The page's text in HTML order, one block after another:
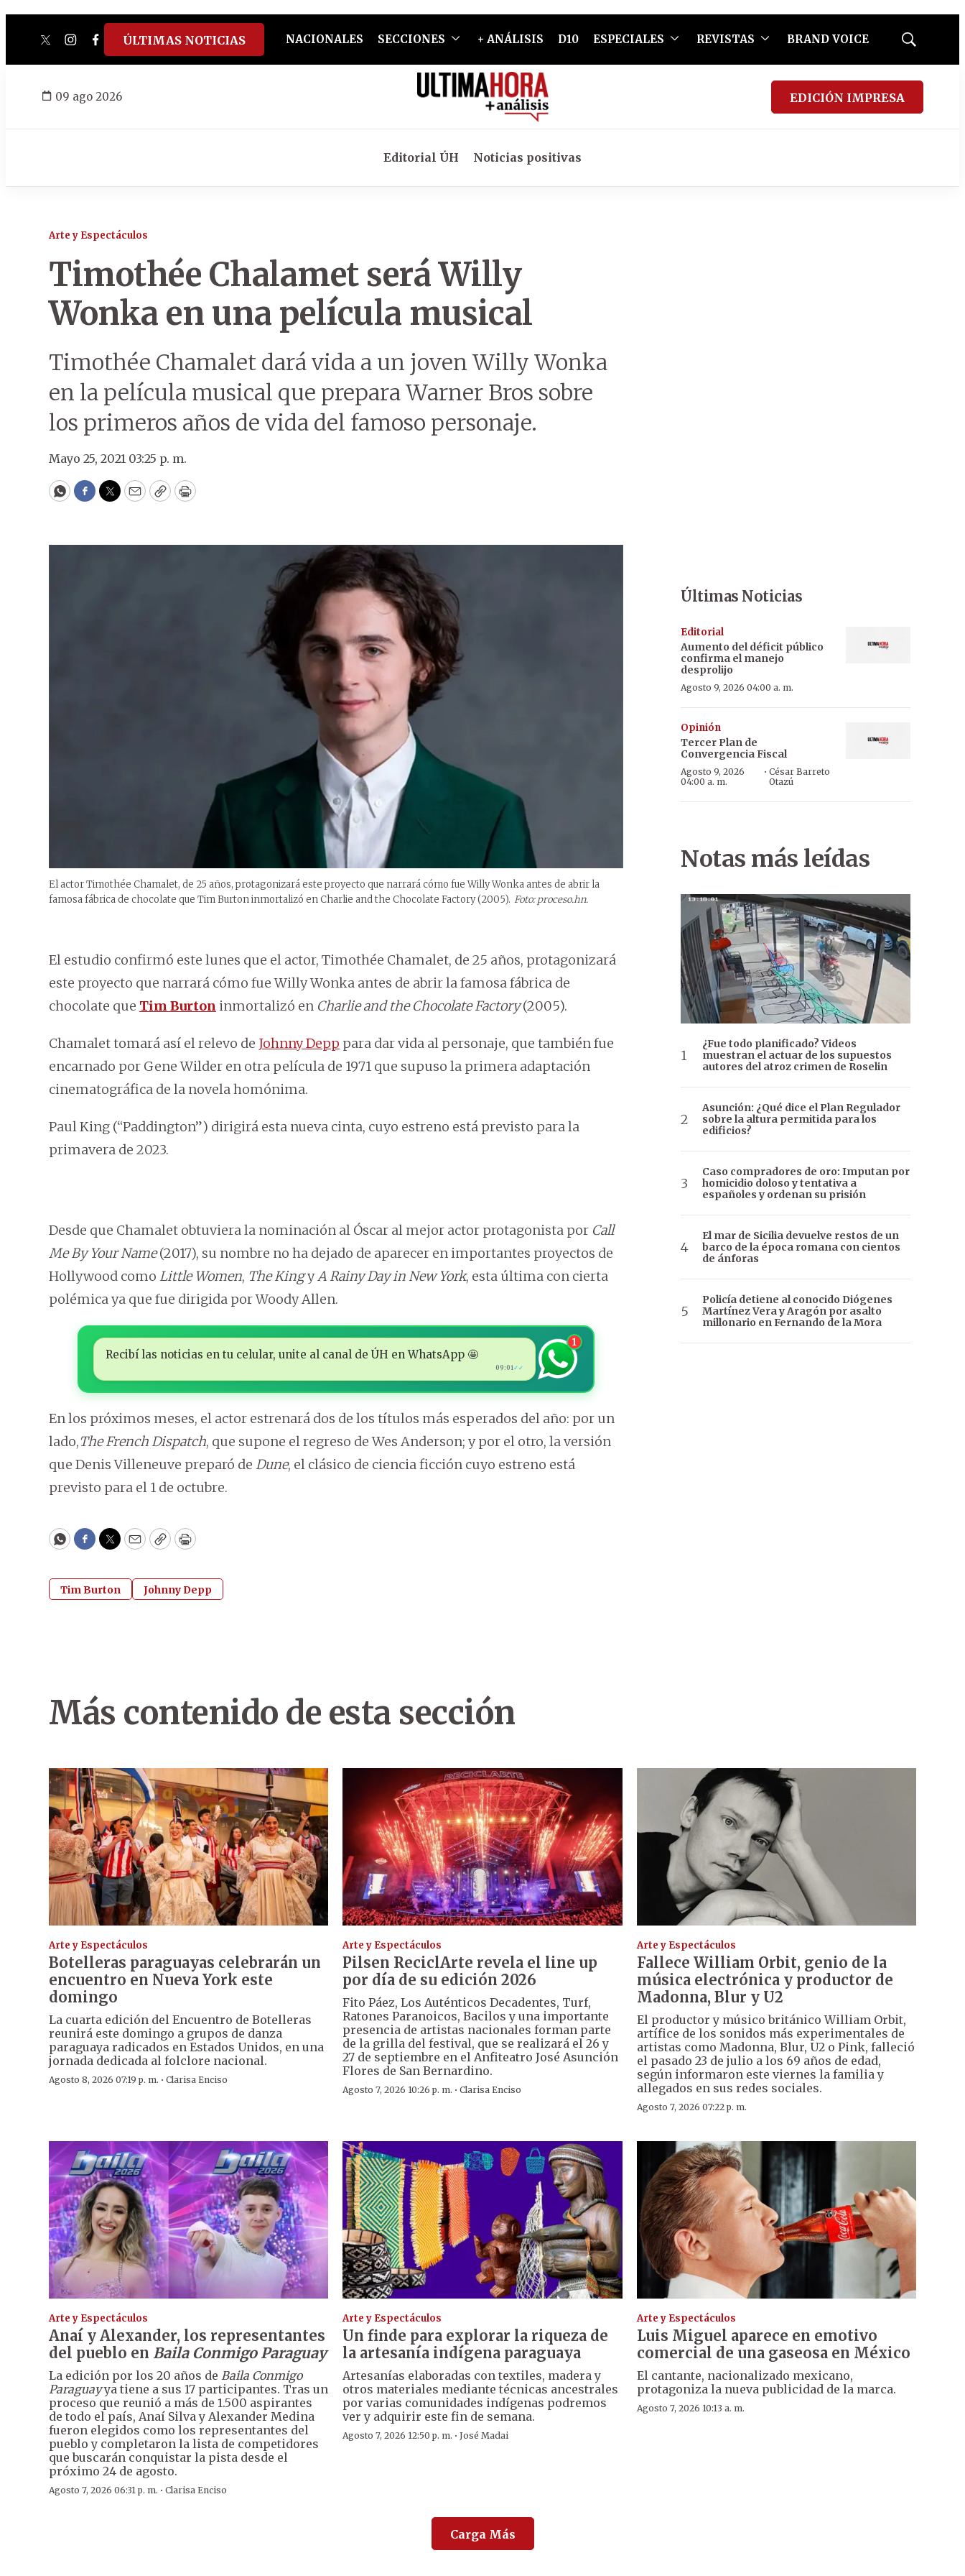
twitterinstagram
facebook
tiktokyoutube
spotify
ÚLTIMAS NOTICIAS NACIONALES SECCIONES + ANÁLISIS D10 ESPECIALES REVISTAS BRAND VOICE
Mostrar
09 ago 2026 EDICIÓN IMPRESA
Editorial ÚH Noticias positivas
Arte y Espectáculos
Timothée Chalamet será Willy
Wonka en una película musical
Timothée Chamalet dará vida a un joven Willy Wonka
en la película musical que prepara Warner Bros sobre
los primeros años de vida del famoso personaje.
Mayo 25, 2021 03:25 p. m.
WhatsApp
Facebook
Twitter
EmailCopyPrint
El actor Timothée Chamalet, de 25 años, protagonizará este proyecto que narrará cómo fue Willy Wonka antes de abrir la
famosa fábrica de chocolate que Tim Burton inmortalizó en Charlie and the Chocolate Factory (2005). Foto: proceso.hn.
El estudio confirmó este lunes que el actor, Timothée Chamalet, de 25 años, protagonizará
este proyecto que narrará cómo fue Willy Wonka antes de abrir la famosa fábrica de
chocolate que Tim Burton inmortalizó en Charlie and the Chocolate Factory(2005).
Chamalet tomará así el relevo de Johnny Depp para dar vida al personaje, que también fue
encarnado por Gene Wilder en otra película de 1971 que supuso la primera adaptación
cinematográfica de la novela homónima.
Paul King (“Paddington”) dirigirá esta nueva cinta, cuyo estreno está previsto para la
primavera de 2023.
Desde que Chamalet obtuviera la nominación al Óscar al mejor actor protagonista por Call
Me By Your Name(2017), su nombre no ha dejado de aparecer en importantes proyectos de
Hollywood como Little Women, The KingyA Rainy Day in New York, esta última con cierta
polémica ya que fue dirigida por Woody Allen.
Recibí las noticias en tu celular, unite al canal de ÚH en WhatsApp 🤩
09:01✓✓
1
En los próximos meses, el actor estrenará dos de los títulos más esperados del año: por un
lado,The French Dispatch, que supone el regreso de Wes Anderson; y por el otro, la versión
que Denis Villeneuve preparó de Dune, el clásico de ciencia ficción cuyo estreno está
previsto para el 1 de octubre.
WhatsApp
Facebook
Twitter
EmailCopyPrint
Tim Burton Johnny Depp
Últimas Noticias
Editorial
Aumento del déficit público
confirma el manejo
desprolijo
Agosto 9, 2026 04:00 a. m.
Opinión
Tercer Plan de
Convergencia Fiscal
Agosto 9, 2026
04:00 a. m.
· César Barreto
Otazú
Notas más leídas
¿Fue todo planificado? Videos
muestran el actuar de los supuestos
autores del atroz crimen de Roselin
Asunción: ¿Qué dice el Plan Regulador
sobre la altura permitida para los
edificios?
Caso compradores de oro: Imputan por
homicidio doloso y tentativa a
españoles y ordenan su prisión
El mar de Sicilia devuelve restos de un
barco de la época romana con cientos
de ánforas
Policía detiene al conocido Diógenes
Martínez Vera y Aragón por asalto
millonario en Fernando de la Mora
Más contenido de esta sección
Arte y Espectáculos
Botelleras paraguayas celebrarán un
encuentro en Nueva York este
domingo
La cuarta edición del Encuentro de Botelleras
reunirá este domingo a grupos de danza
paraguaya radicados en Estados Unidos, en una
jornada dedicada al folclore nacional.
Agosto 8, 2026 07:19 p. m. · Clarisa Enciso
Arte y Espectáculos
Pilsen ReciclArte revela el line up
por día de su edición 2026
Fito Páez, Los Auténticos Decadentes, Turf,
Ratones Paranoicos, Bacilos y una importante
presencia de artistas nacionales forman parte
de la grilla del festival, que se realizará el 26 y
27 de septiembre en el Anfiteatro José Asunción
Flores de San Bernardino.
Agosto 7, 2026 10:26 p. m. ·Clarisa Enciso
Arte y Espectáculos
Fallece William Orbit, genio de la
música electrónica y productor de
Madonna, Blur y U2
El productor y músico británico William Orbit,
artífice de los sonidos más experimentales de
artistas como Madonna, Blur, U2 o Pink, falleció
el pasado 23 de julio a los 69 años de edad,
según informaron este viernes la familia y
allegados en sus redes sociales.
Agosto 7, 2026 07:22 p. m.
Arte y Espectáculos
Anaí y Alexander, los representantes
del pueblo en Baila Conmigo Paraguay
La edición por los 20 años de Baila Conmigo
Paraguayya tiene a sus 17 participantes. Tras un
proceso que reunió a más de 1.500 aspirantes
de todo el país, Anaí Silva y Alexander Medina
fueron elegidos como los representantes del
pueblo y completaron la lista de competidores
que buscarán conquistar la pista desde el
próximo 24 de agosto.
Agosto 7, 2026 06:31 p. m. · Clarisa Enciso
Arte y Espectáculos
Un finde para explorar la riqueza de
la artesanía indígena paraguaya
Artesanías elaboradas con textiles, madera y
otros materiales mediante técnicas ancestrales
por varias comunidades indígenas podremos
ver y adquirir este fin de semana.
Agosto 7, 2026 12:50 p. m. ·José Madai
Arte y Espectáculos
Luis Miguel aparece en emotivo
comercial de una gaseosa en México
El cantante, nacionalizado mexicano,
protagoniza la nueva publicidad de la marca.
Agosto 7, 2026 10:13 a. m.
Carga Más